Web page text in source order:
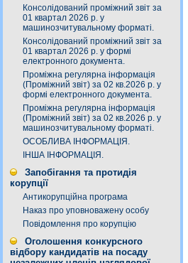
Консолідований проміжний звіт за
01 квартал 2026 р. у
машинозчитувальному форматі.
Консолідований проміжний звіт за
01 квартал 2026 р. у формі
електронного документа.
Проміжна регулярна інформація
(Проміжний звіт) за 02 кв.2026 р. у
формі електронного документа.
Проміжна регулярна інформація
(Проміжний звіт) за 02 кв.2026 р. у
машинозчитувальному форматі.
ОСОБЛИВА ІНФОРМАЦІЯ.
ІНША ІНФОРМАЦІЯ.
Запобігання та протидія
корупції
Антикорупційна програма
Наказ про уповноважену особу
Повідомлення про корупцію
Оголошення конкурсного
відбору кандидатів на посаду